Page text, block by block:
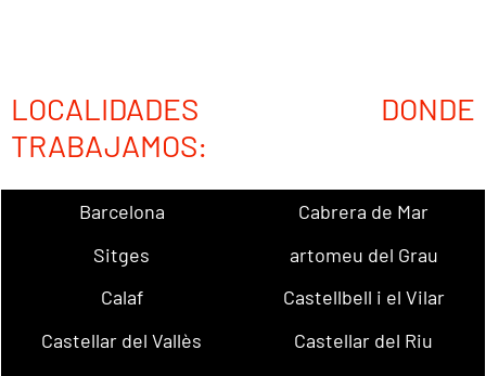
LOCALIDADES DONDE
TRABAJAMOS:
Barcelona
Cabrera de Mar
Sitges
artomeu del Grau
Calaf
Castellbell i el Vilar
Castellar del Vallès
Castellar del Riu